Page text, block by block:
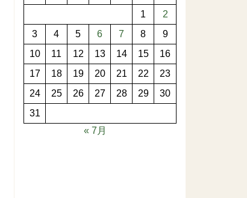
1
2
3
4 5 6 7 8
9
10
11 12 13 14 15
16
17
18 19 20 21 22
23
24
25 26 27 28 29
30
31
« 7月